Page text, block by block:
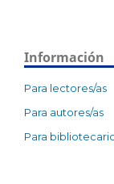
Información
Para lectores/as
Para autores/as
Para